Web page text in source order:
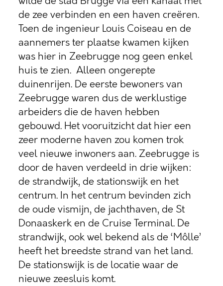
de zee verbinden en een haven creëren.
Toen de ingenieur Louis Coiseau en de
aannemers ter plaatse kwamen kijken
was hier in Zeebrugge nog geen enkel
huis te zien. Alleen ongerepte
duinenrijen. De eerste bewoners van
Zeebrugge waren dus de werklustige
arbeiders die de haven hebben
gebouwd. Het vooruitzicht dat hier een
zeer moderne haven zou komen trok
veel nieuwe inwoners aan. Zeebrugge is
door de haven verdeeld in drie wijken:
de strandwijk, de stationswijk en het
centrum. In het centrum bevinden zich
de oude vismijn, de jachthaven, de St
Donaaskerk en de Cruise Terminal. De
strandwijk, ook wel bekend als de ‘Môlle’
heeft het breedste strand van het land.
De stationswijk is de locatie waar de
nieuwe zeesluis komt.